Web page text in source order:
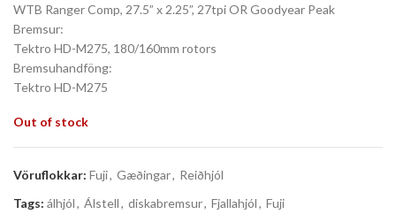
WTB Ranger Comp, 27.5” x 2.25”, 27tpi OR Goodyear Peak
Bremsur:
Tektro HD-M275, 180/160mm rotors
Bremsuhandföng:
Tektro HD-M275
Out of stock
Vöruflokkar: Fuji, Gæðingar, Reiðhjól
Tags: álhjól, Álstell, diskabremsur, Fjallahjól, Fuji